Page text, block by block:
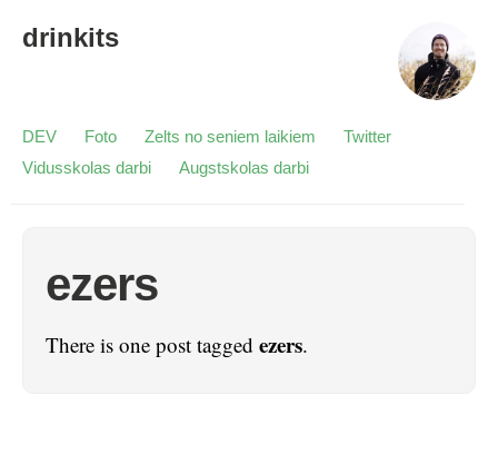
drinkits
DEV Foto Zelts no seniem laikiem
Twitter
Vidusskolas darbi
Augstskolas darbi
ezers
There is one post tagged ezers.